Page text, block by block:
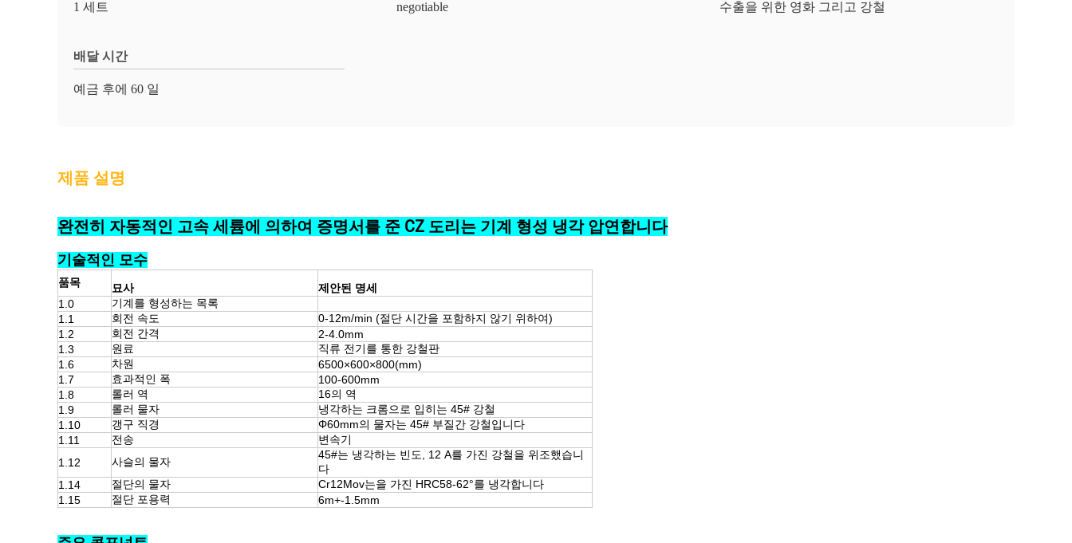
1 세트 negotiable 수출을 위한 영화 그리고 강철
배달 시간
예금 후에 60 일
제품 설명
완전히 자동적인 고속 세륨에 의하여 증명서를 준 CZ 도리는 기계 형성 냉각 압연합니다
기술적인 모수
품목 묘사
제안된 명세
1.0
기계를 형성하는 목록
1.1
회전 속도
0-12m/min (절단 시간을 포함하지 않기 위하여)
1.2
회전 간격
2-4.0mm
1.3
원료
직류 전기를 통한 강철판
1.6
차원
6500×600×800(mm)
1.7
효과적인 폭
100-600mm
1.8
롤러 역
16의 역
1.9
롤러 물자
냉각하는 크롬으로 입히는 45# 강철
1.10
갱구 직경
Φ60mm의 물자는 45# 부질간 강철입니다
1.11
전송
변속기
1.12
사슬의 물자
45#는 냉각하는 빈도, 12 A를 가진 강철을 위조했습니
다
1.14
절단의 물자
Cr12Mov는을 가진 HRC58-62°를 냉각합니다
1.15
절단 포용력 6m+-1.5mm